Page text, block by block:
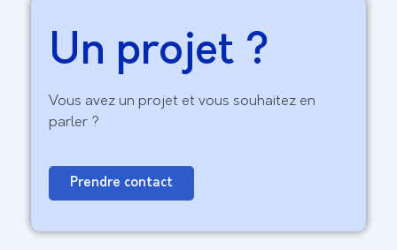
Un projet ?
Vous avez un projet et vous souhaitez en
parler ?
Prendre contact